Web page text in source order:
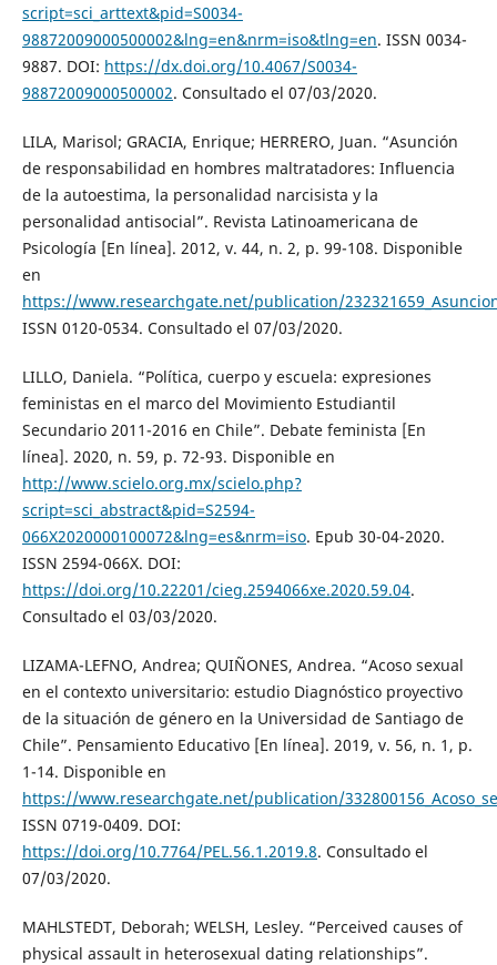
script=sci_arttext&pid=S0034-
98872009000500002&lng=en&nrm=iso&tlng=en. ISSN 0034-
9887. DOI: https://dx.doi.org/10.4067/S0034-
98872009000500002. Consultado el 07/03/2020.
LILA, Marisol; GRACIA, Enrique; HERRERO, Juan. “Asunción
de responsabilidad en hombres maltratadores: Influencia
de la autoestima, la personalidad narcisista y la
personalidad antisocial”. Revista Latinoamericana de
Psicología [En línea]. 2012, v. 44, n. 2, p. 99-108. Disponible
en
https://www.researchgate.net/publication/
ISSN 0120-0534. Consultado el 07/03/2020.
LILLO, Daniela. “Política, cuerpo y escuela: expresiones
feministas en el marco del Movimiento Estudiantil
Secundario 2011-2016 en Chile”. Debate feminista [En
línea]. 2020, n. 59, p. 72-93. Disponible en
http://www.scielo.org.mx/scielo.php?
script=sci_abstract&pid=S2594-
066X2020000100072&lng=es&nrm=iso. Epub 30-04-2020.
ISSN 2594-066X. DOI:
https://doi.org/10.22201/cieg.2594066xe.2020.59.04.
Consultado el 03/03/2020.
LIZAMA-LEFNO, Andrea; QUIÑONES, Andrea. “Acoso sexual
en el contexto universitario: estudio Diagnóstico proyectivo
de la situación de género en la Universidad de Santiago de
Chile”. Pensamiento Educativo [En línea]. 2019, v. 56, n. 1, p.
1-14. Disponible en
https://www.researchgate.net/publication/
ISSN 0719-0409. DOI:
https://doi.org/10.7764/PEL.56.1.2019.8. Consultado el
07/03/2020.
MAHLSTEDT, Deborah; WELSH, Lesley. “Perceived causes of
physical assault in heterosexual dating relationships”.